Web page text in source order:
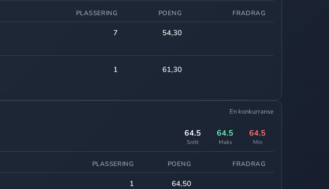
PLASSERING POENG FRADRAG
7 54,30
1 61,30
En konkurranse
64.5
Snitt
64.5
Maks
64.5
Min
PLASSERING POENG FRADRAG
1 64,50